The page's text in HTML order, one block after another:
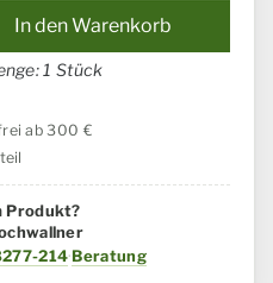
In den Warenkorb
1 Stück
ab 300 €
Produkt?
214·Beratung